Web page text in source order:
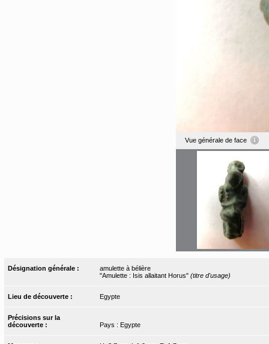
Vue générale de face
Désignation générale :
amulette à bélière
"Amulette : Isis allaitant Horus" (titre d'usage)
Lieu de découverte : Egypte
Précisions sur la
découverte :
Pays : Egypte